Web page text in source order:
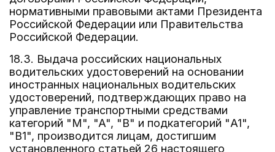
нормативными правовыми актами Президента
Российской Федерации или Правительства
Российской Федерации.
18.3. Выдача российских национальных
водительских удостоверений на основании
иностранных национальных водительских
удостоверений, подтверждающих право на
управление транспортными средствами
категорий "M", "A", "B" и подкатегорий "A1",
"B1", производится лицам, достигшим
установленного статьей 26 настоящего